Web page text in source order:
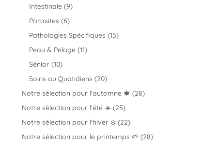
Intestinale 99
Parasites 66
produits
Pathologies Spécifiques 1515
Peau & Pelage 1111
Sénior 1010
produits
Soins au Quotidiens 2020
produits
Notre sélection pour l'automne 🍁 2828
Notre sélection pour l'été ☀️ 2525
produits
Notre sélection pour l'hiver ❄️ 2222
produits
Notre sélection pour le printemps 🌱 2828